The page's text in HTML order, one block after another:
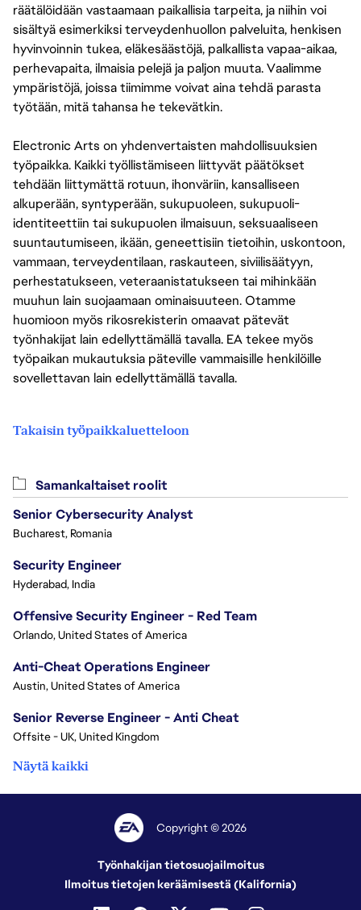
räätälöidään vastaamaan paikallisia tarpeita, ja niihin voi
sisältyä esimerkiksi terveydenhuollon palveluita, henkisen
hyvinvoinnin tukea, eläkesäästöjä, palkallista vapaa-aikaa,
perhevapaita, ilmaisia pelejä ja paljon muuta. Vaalimme
ympäristöjä, joissa tiimimme voivat aina tehdä parasta
työtään, mitä tahansa he tekevätkin.
Electronic Arts on yhdenvertaisten mahdollisuuksien
työpaikka. Kaikki työllistämiseen liittyvät päätökset
tehdään liittymättä rotuun, ihonväriin, kansalliseen
alkuperään, syntyperään, sukupuoleen, sukupuoli-
identiteettiin tai sukupuolen ilmaisuun, seksuaaliseen
suuntautumiseen, ikään, geneettisiin tietoihin, uskontoon,
vammaan, terveydentilaan, raskauteen, siviilisäätyyn,
perhestatukseen, veteraanistatukseen tai mihinkään
muuhun lain suojaamaan ominaisuuteen. Otamme
huomioon myös rikosrekisterin omaavat pätevät
työnhakijat lain edellyttämällä tavalla. EA tekee myös
työpaikan mukautuksia päteville vammaisille henkilöille
sovellettavan lain edellyttämällä tavalla.
Takaisin työpaikkaluetteloon
Samankaltaiset roolit
Senior Cybersecurity Analyst
Bucharest, Romania
Security Engineer
Hyderabad, India
Offensive Security Engineer - Red Team
Orlando, United States of America
Anti-Cheat Operations Engineer
Austin, United States of America
Senior Reverse Engineer - Anti Cheat
Offsite - UK, United Kingdom
Näytä kaikki
Copyright © 2026
Työnhakijan tietosuojailmoitus
Ilmoitus tietojen keräämisestä (Kalifornia)